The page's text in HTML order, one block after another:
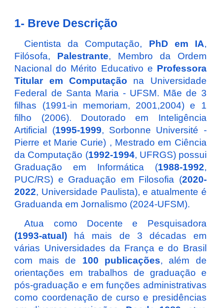
1- Breve Descrição
Cientista da Computação, PhD em IA,
Filósofa, Palestrante, Membro da Ordem
Nacional do Mérito Educativo e Professora
Titular em Computação na Universidade
Federal de Santa Maria - UFSM. Mãe de 3
filhas (1991-in memoriam, 2001,2004) e 1
filho (2006). Doutorado em Inteligência
Artificial (1995-1999, Sorbonne Université -
Pierre et Marie Curie) , Mestrado em Ciência
da Computação (1992-1994, UFRGS) possui
Graduação em Informática (1988-1992,
PUC/RS) e Graduação em Filosofia (2020-
2022, Universidade Paulista), e atualmente é
Graduanda em Jornalismo (2024-UFSM).
Atua como Docente e Pesquisadora
(1993-atual) há mais de 3 décadas em
várias Universidades da França e do Brasil
com mais de 100 publicações, além de
orientações em trabalhos de graduação e
pós-graduação e em funções administrativas
como coordenação de curso e presidências